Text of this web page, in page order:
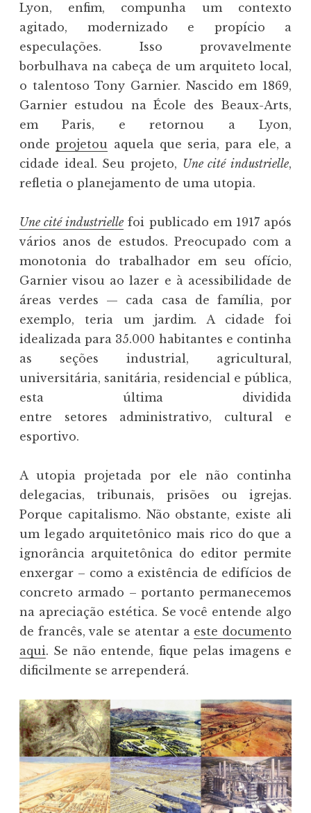
Lyon, enfim, compunha um contexto
agitado, modernizado e propício a
especulações. Isso provavelmente
borbulhava na cabeça de um arquiteto local,
o talentoso Tony Garnier. Nascido em 1869,
Garnier estudou na École des Beaux-Arts,
em Paris, e retornou a Lyon,
ondeprojetou aquela que seria, para ele, a
cidade ideal. Seu projeto, Une cité industrielle,
refletia o planejamento de uma utopia.
Une cité industrielle foi publicado em 1917 após
vários anos de estudos. Preocupado com a
monotonia do trabalhador em seu ofício,
Garnier visou ao lazer e à acessibilidade de
áreas verdes — cada casa de família, por
exemplo, teria um jardim. A cidade foi
idealizada para 35.000 habitantes e continha
as seções industrial, agricultural,
universitária, sanitária, residencial e pública,
esta última dividida
entre setores administrativo, cultural e
esportivo.
A utopia projetada por ele não continha
delegacias, tribunais, prisões ou igrejas.
Porque capitalismo. Não obstante, existe ali
um legado arquitetônico mais rico do que a
ignorância arquitetônica do editor permite
enxergar – como a existência de edifícios de
concreto armado – portanto permanecemos
na apreciação estética. Se você entende algo
de francês, vale se atentar a este documento
aqui. Se não entende, fique pelas imagens e
dificilmente se arrependerá.